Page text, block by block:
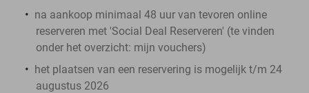
na aankoop minimaal 48 uur van tevoren online
reserveren met 'Social Deal Reserveren' (te vinden
onder het overzicht: mijn vouchers)
het plaatsen van een reservering is mogelijk t/m 24
augustus 2026